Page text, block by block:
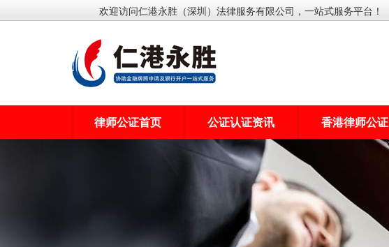
欢迎访问仁港永胜（深圳）法律服务有限公司，一站式服务平台！
律师公证首页 公证认证资讯 香港律师公证